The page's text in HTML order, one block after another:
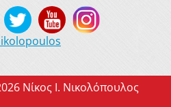
Νίκος Ι. Νικολόπουλος